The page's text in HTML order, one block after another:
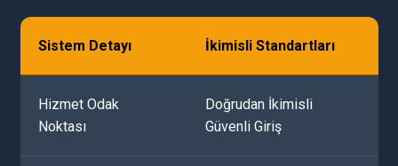
Sistem Detayı İkimisli Standartları
Hizmet Odak
Noktası
Doğrudan İkimisli
Güvenli Giriş